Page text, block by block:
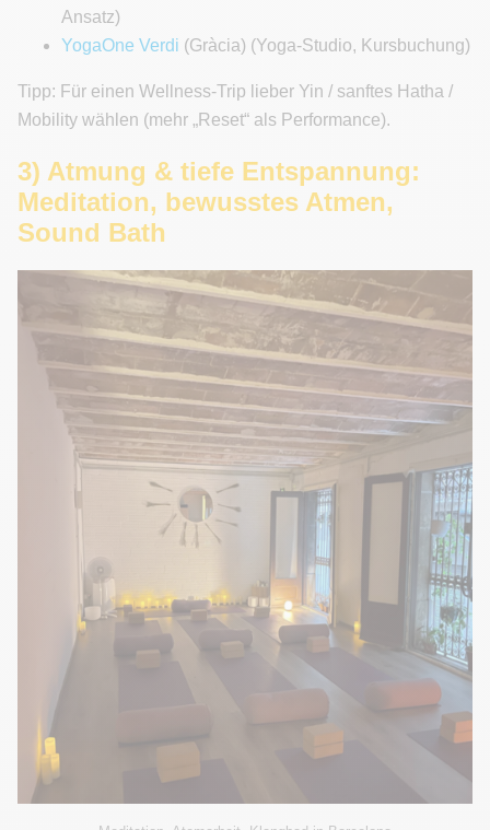
Ansatz)
YogaOne Verdi (Gràcia) (Yoga-Studio, Kursbuchung)
Tipp: Für einen Wellness-Trip lieber Yin / sanftes Hatha /
Mobility wählen (mehr „Reset“ als Performance).
3) Atmung & tiefe Entspannung:
Meditation, bewusstes Atmen,
Sound Bath